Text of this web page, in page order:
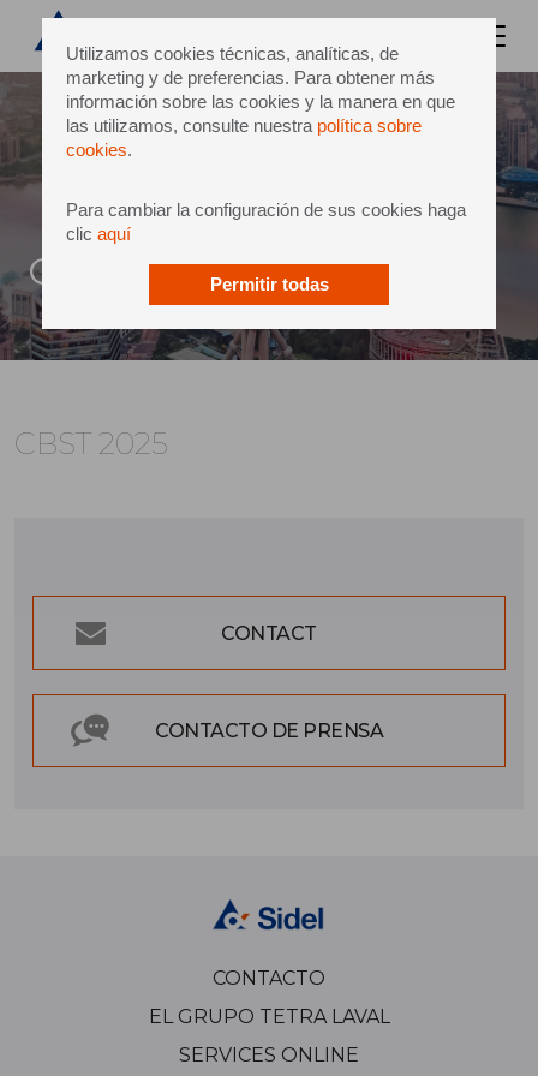
Utilizamos cookies técnicas, analíticas, de
marketing y de preferencias. Para obtener más
información sobre las cookies y la manera en que
las utilizamos, consulte nuestra política sobre
cookies.
Para cambiar la configuración de sus cookies haga
clic aquí
Permitir todas
CBST 2025
CBST 2025
CONTACT
CONTACTO DE PRENSA
CONTACTO
EL GRUPO TETRA LAVAL
SERVICES ONLINE